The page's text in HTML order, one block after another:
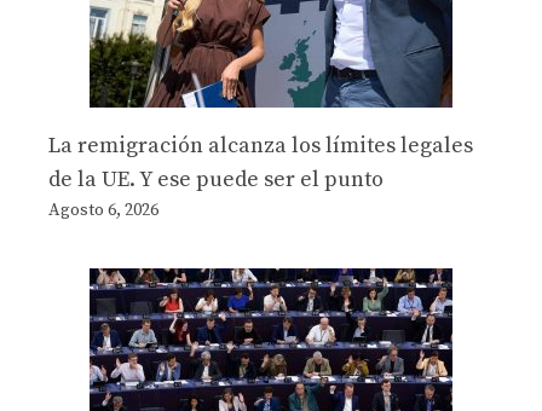
La remigración alcanza los límites legales
de la UE. Y ese puede ser el punto
Agosto 6, 2026